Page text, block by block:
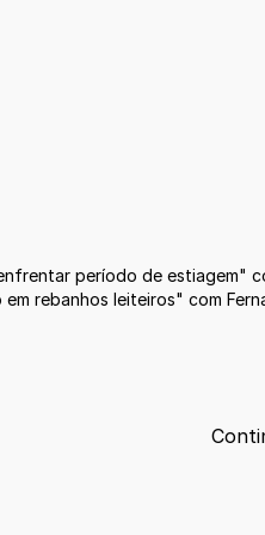
período de estiagem"
rebanhos leiteiros" com